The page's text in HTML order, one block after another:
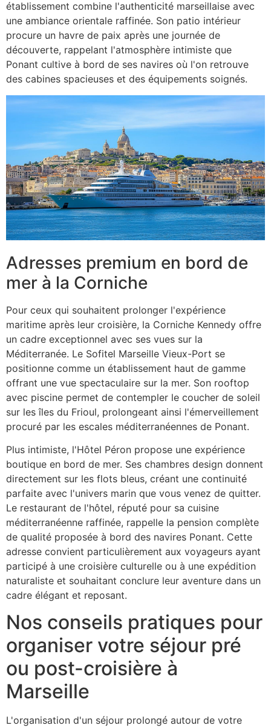
établissement combine l'authenticité marseillaise avec
une ambiance orientale raffinée. Son patio intérieur
procure un havre de paix après une journée de
découverte, rappelant l'atmosphère intimiste que
Ponant cultive à bord de ses navires où l'on retrouve
des cabines spacieuses et des équipements soignés.
Adresses premium en bord de
mer à la Corniche
Pour ceux qui souhaitent prolonger l'expérience
maritime après leur croisière, la Corniche Kennedy offre
un cadre exceptionnel avec ses vues sur la
Méditerranée. Le Sofitel Marseille Vieux-Port se
positionne comme un établissement haut de gamme
offrant une vue spectaculaire sur la mer. Son rooftop
avec piscine permet de contempler le coucher de soleil
sur les îles du Frioul, prolongeant ainsi l'émerveillement
procuré par les escales méditerranéennes de Ponant.
Plus intimiste, l'Hôtel Péron propose une expérience
boutique en bord de mer. Ses chambres design donnent
directement sur les flots bleus, créant une continuité
parfaite avec l'univers marin que vous venez de quitter.
Le restaurant de l'hôtel, réputé pour sa cuisine
méditerranéenne raffinée, rappelle la pension complète
de qualité proposée à bord des navires Ponant. Cette
adresse convient particulièrement aux voyageurs ayant
participé à une croisière culturelle ou à une expédition
naturaliste et souhaitant conclure leur aventure dans un
cadre élégant et reposant.
Nos conseils pratiques pour
organiser votre séjour pré
ou post-croisière à
Marseille
L'organisation d'un séjour prolongé autour de votre